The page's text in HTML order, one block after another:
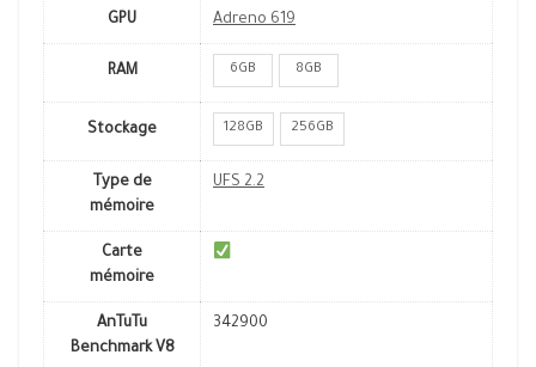
GPU Adreno 619
RAM 6GB 8GB
Stockage 128GB 256GB
Type de
mémoire
UFS 2.2
Carte
mémoire
AnTuTu
Benchmark V8
342900